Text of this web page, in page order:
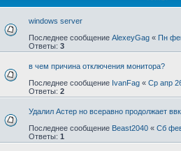
windows server
Последнее сообщение AlexeyGag « Пн
Ответы: 3
в чем причина отключения монитора?
Последнее сообщение IvanFag « Ср апр
Ответы: 2
Удалил Астер но всеравно продолжает
Последнее сообщение Beast2040 « Сб
Ответы: 1